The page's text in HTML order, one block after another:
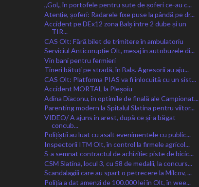
,,Gol,, în portofele pentru sute de șoferi ce-au c...
Atenție, șoferi: Radarele fixe puse la pândă pe dr...
Accident pe DEx12 zona Balș între 2 dube și un
TIR...
CAS Olt: Fără bilet de trimitere în ambulatoriu
Serviciul Anticorupție Olt, mesaj în autobuzele di...
Vin bani pentru fermieri
Tineri bătuți pe stradă, în Balș. Agresorii au aju...
CAS Olt: Platforma PIAS va fi înlocuită cu un sist...
Accident MORTAL la Pleșoiu
Adina Diaconu, în optimile de finală ale Campionat...
Parenting modern la Spitalul Slatina pentru viitor...
VIDEO/ A ajuns în arest, după ce și-a băgat
concub...
Polițiștii au luat cu asalt evenimentele cu public...
Inspectorii ITM Olt, în control la firmele agricol...
S-a semnat contractul de achiziție: piste de bicic...
CSM Slatina, locul 3, cu 58 de medalii, la concurs...
Scandalagiii care au spart o petrecere la Milcov, ...
Poliția a dat amenzi de 100.000 lei în Olt, în wee...